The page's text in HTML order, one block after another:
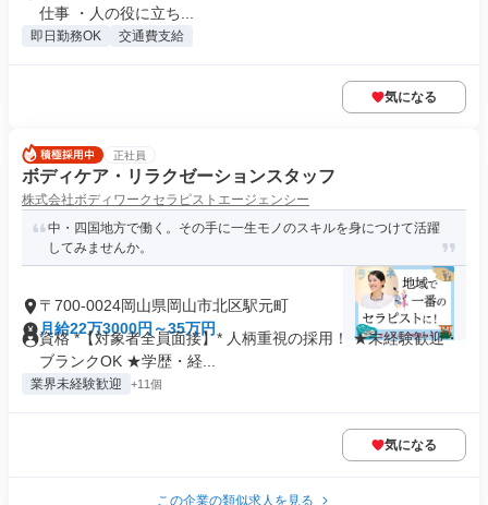
仕事 ・人の役に立ち...
即日勤務OK 交通費支給
気になる
正社員
ボディケア・リラクゼーションスタッフ
株式会社ボディワークセラピストエージェンシー
中・四国地方で働く。その手に一生モノのスキルを身につけて活躍
してみませんか。
〒700-0024岡山県岡山市北区駅元町
月給22万3000円～35万円
資格 *【対象者全員面接】* 人柄重視の採用！ ★未経験歓迎・
ブランクOK ★学歴・経...
業界未経験歓迎 +11個
気になる
この企業の類似求人を見る